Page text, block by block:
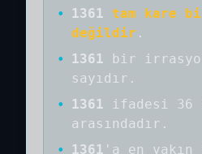
• 1361
tam kare
değildir .
•
1361 bir
sayıdır .
•
1361
ifadesi 36
arasındadır.
•
1361 'a en yakın